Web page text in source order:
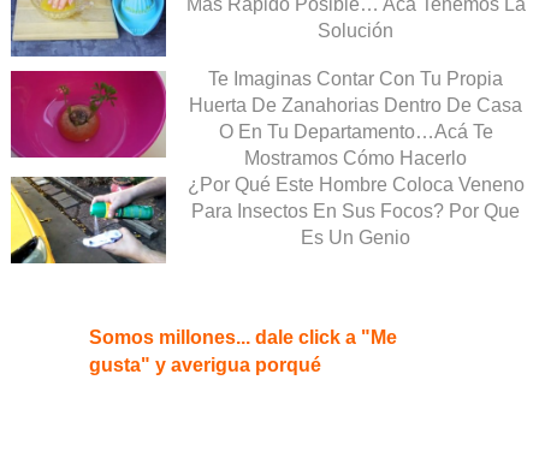
Más Rápido Posible… Acá Tenemos La
Solución
Te Imaginas Contar Con Tu Propia
Huerta De Zanahorias Dentro De Casa
O En Tu Departamento…Acá Te
Mostramos Cómo Hacerlo
¿Por Qué Este Hombre Coloca Veneno
Para Insectos En Sus Focos? Por Que
Es Un Genio
Somos millones... dale click a "Me
gusta" y averigua porqué